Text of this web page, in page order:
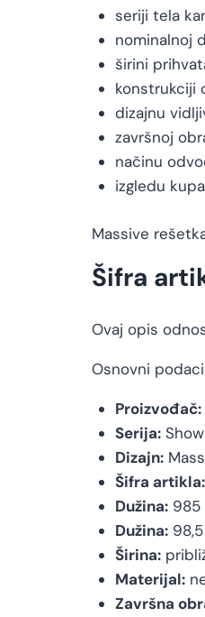
seriji tela
nominalnoj
širini
konstrukciji
dizajnu
završnoj
načinu
izgledu
Massive
Šifra
Ovaj opis
Osnovni
Proizvođač:
Serija:
Dizajn:
Šifra artikla:
Dužina:985
Dužina:
Širina:
Materijal:
Završna